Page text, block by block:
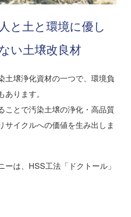
と土と環境に優し
い土壌改良材
土壌浄化資材の一つで、環境負
ります。
ことで汚染土壌の浄化・高品質
サイクルへの価値を生み出しま
ーは、HSS工法「ドクトール」